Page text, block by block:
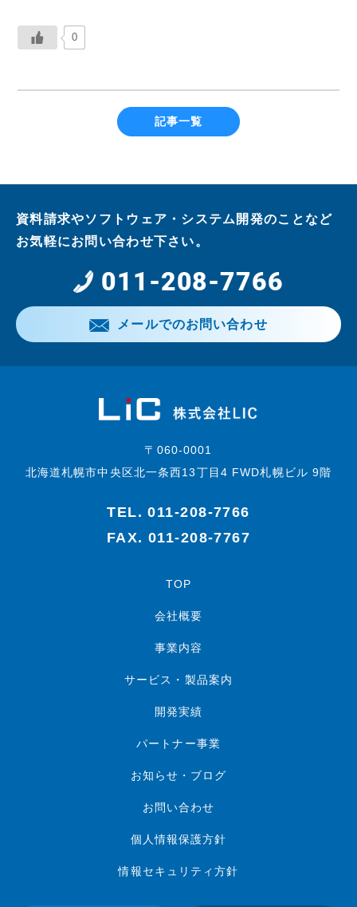
0
記事一覧
資料請求やソフトウェア・システム開発のことなど
お気軽にお問い合わせ下さい。
011-208-7766
メールでのお問い合わせ
〒060-0001
北海道札幌市中央区北一条西13丁目4 FWD札幌ビル 9階
TEL.011-208-7766
FAX. 011-208-7767
TOP
会社概要
事業内容
サービス・製品案内
開発実績
パートナー事業
お知らせ・ブログ
お問い合わせ
個人情報保護方針
情報セキュリティ方針